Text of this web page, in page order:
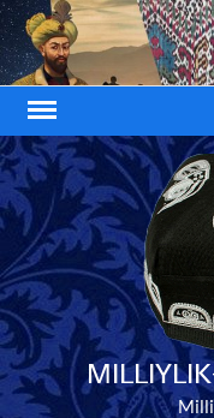
Skip
to
content